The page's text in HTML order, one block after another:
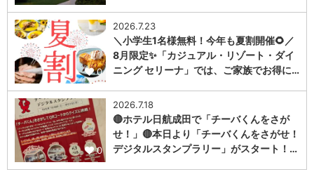
0
2026.7.23
＼小学生1名様無料！今年も夏割開催🌻／
8月限定✨「カジュアル・リゾート・ダイ
ニング セリーナ」では、ご家族でお得に…
0
2026.7.18
🔴ホテル日航成田で「チーバくんをさが
せ！」🔴本日より「チーバくんをさがせ！
デジタルスタンプラリー」がスタート！…